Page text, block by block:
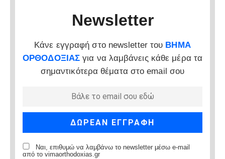
Newsletter
Κάνε εγγραφή στο newsletter του ΒΗΜΑ
ΟΡΘΟΔΟΞΙΑΣ για να λαμβάνεις κάθε μέρα τα
σημαντικότερα θέματα στο email σου
Ναι, επιθυμώ να λαμβάνω το newsletter μέσω e-mail
από το vimaorthodoxias.gr